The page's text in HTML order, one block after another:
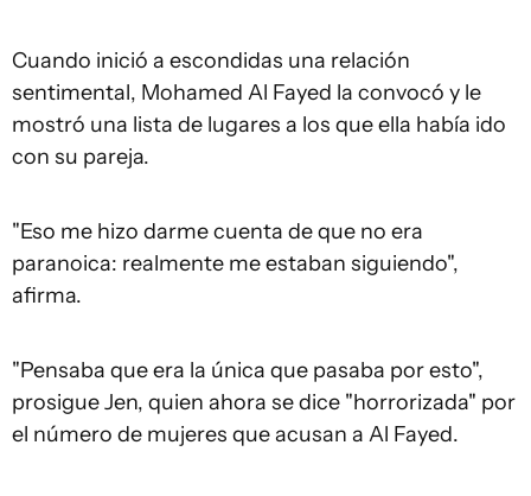
Cuando inició a escondidas una relación
sentimental, Mohamed Al Fayed la convocó y le
mostró una lista de lugares a los que ella había ido
con su pareja.
"Eso me hizo darme cuenta de que no era
paranoica: realmente me estaban siguiendo",
afirma.
"Pensaba que era la única que pasaba por esto",
prosigue Jen, quien ahora se dice "horrorizada" por
el número de mujeres que acusan a Al Fayed.